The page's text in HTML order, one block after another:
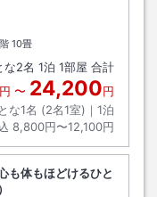
10畳
な2名 1泊 1部屋 合計
円 〜 24,200円
な1名 (2名1室)｜ 1泊
8,800円〜12,100円
も体もほどけるひと